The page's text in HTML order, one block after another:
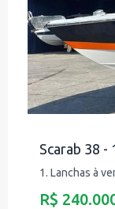
Scarab 38 -
1. Lanchas à
R$